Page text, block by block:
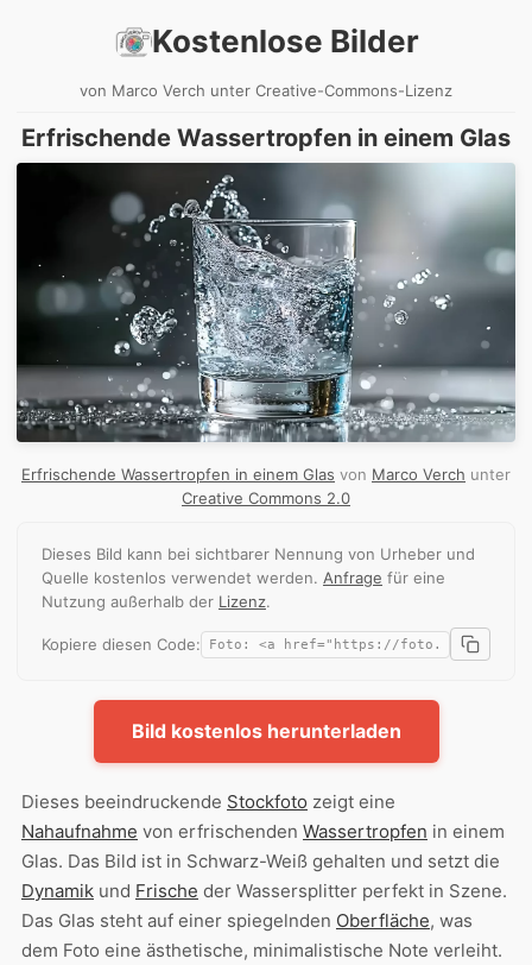
Kostenlose Bilder
von Marco Verch unter Creative-Commons-Lizenz
Erfrischende Wassertropfen in einem Glas
Erfrischende Wassertropfen in einem Glas von Marco Verch unter
Creative Commons 2.0
Dieses Bild kann bei sichtbarer Nennung von Urheber und
Quelle kostenlos verwendet werden. Anfrage für eine
Nutzung außerhalb der Lizenz.
Kopiere diesen Code:
Bild kostenlos herunterladen
Dieses beeindruckende Stockfoto zeigt eine
Nahaufnahme von erfrischenden Wassertropfen in einem
Glas. Das Bild ist in Schwarz-Weiß gehalten und setzt die
Dynamik und Frische der Wassersplitter perfekt in Szene.
Das Glas steht auf einer spiegelnden Oberfläche, was
dem Foto eine ästhetische, minimalistische Note verleiht.